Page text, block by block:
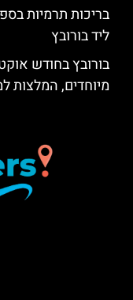
ליד בורובץ
בורובץ בחודש
מיוחדים, המלצות